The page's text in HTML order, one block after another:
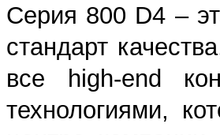
Серия 800 D4 –
стандарт
все high-end
технологиями,